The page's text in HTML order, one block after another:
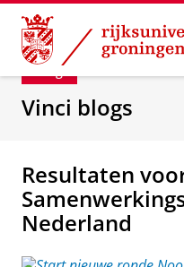
Skip
Content
Skip
Navigation
Blog
Vinci blogs
Resultaten
Nederland